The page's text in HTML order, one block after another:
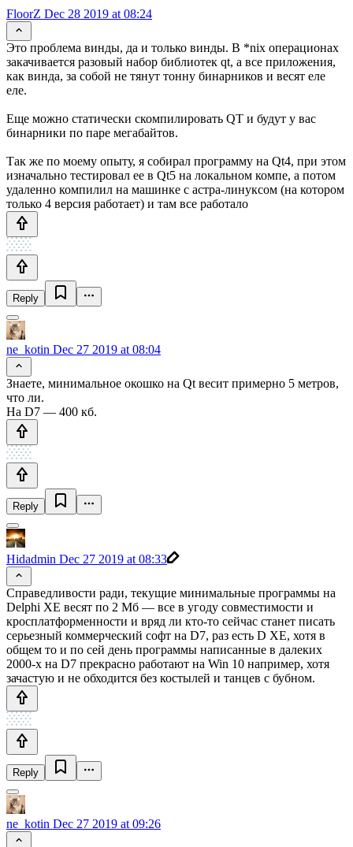
FloorZ Dec 28 2019 at 08:24
Это проблема винды, да и только винды. В *nix операционах
закачивается разовый набор библиотек qt, а все приложения,
как винда, за собой не тянут тонну бинарников и весят еле
еле.
Еще можно статически скомпилировать QT и будут у вас
бинарники по паре мегабайтов.
Так же по моему опыту, я собирал программу на Qt4, при этом
изначально тестировал ее в Qt5 на локальном компе, а потом
удаленно компилил на машинке с астра-линуксом (на котором
только 4 версия работает) и там все работало
Reply
ne_kotin Dec 27 2019 at 08:04
Знаете, минимальное окошко на Qt весит примерно 5 метров,
что ли.
На D7 — 400 кб.
Reply
Hidadmin Dec 27 2019 at 08:33
Справедливости ради, текущие минимальные программы на
Delphi XE весят по 2 Мб — все в угоду совместимости и
кросплатформенности и вряд ли кто-то сейчас станет писать
серьезный коммерческий софт на D7, раз есть D XE, хотя в
общем то и по сей день программы написанные в далеких
2000-х на D7 прекрасно работают на Win 10 например, хотя
зачастую и не обходится без костылей и танцев с бубном.
Reply
ne_kotin Dec 27 2019 at 09:26